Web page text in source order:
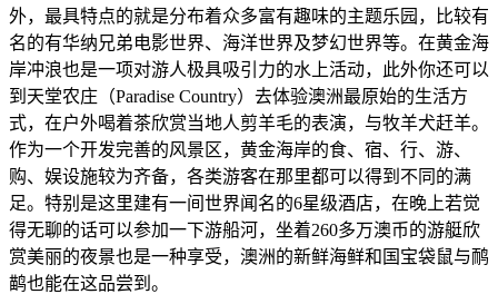
外，最具特点的就是分布着众多富有趣味的主题乐园，比较有
名的有华纳兄弟电影世界、海洋世界及梦幻世界等。在黄金海
岸冲浪也是一项对游人极具吸引力的水上活动，此外你还可以
到天堂农庄（Paradise Country）去体验澳洲最原始的生活方
式，在户外喝着茶欣赏当地人剪羊毛的表演，与牧羊犬赶羊。
作为一个开发完善的风景区，黄金海岸的食、宿、行、游、
购、娱设施较为齐备，各类游客在那里都可以得到不同的满
足。特别是这里建有一间世界闻名的6星级酒店，在晚上若觉
得无聊的话可以参加一下游船河，坐着260多万澳币的游艇欣
赏美丽的夜景也是一种享受，澳洲的新鲜海鲜和国宝袋鼠与鸸
鹋也能在这品尝到。